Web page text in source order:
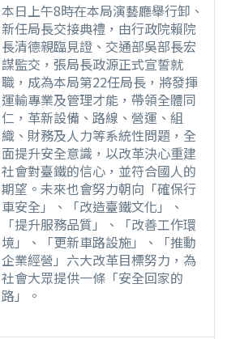
本日上午8時在本局演藝廳舉行卸、
新任局長交接典禮，由行政院賴院
長清德親臨見證、交通部吳部長宏
謀監交，張局長政源正式宣誓就
職，成為本局第22任局長，將發揮
運輸專業及管理才能，帶領全體同
仁，革新設備、路線、營運、組
織、財務及人力等系統性問題，全
面提升安全意識，以改革決心重建
社會對臺鐵的信心，並符合國人的
期望。未來也會努力朝向「確保行
車安全」、「改造臺鐵文化」、
「提升服務品質」、「改善工作環
境」、「更新車路設施」、「推動
企業經營」六大改革目標努力，為
社會大眾提供一條「安全回家的
路」。